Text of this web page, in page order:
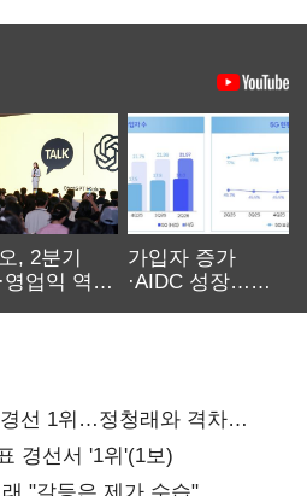
, 2분기
영업익 역대
가입자 증가
·AIDC 성장…
선 1위…정청래와 격차
경선서 '1위'(1보)